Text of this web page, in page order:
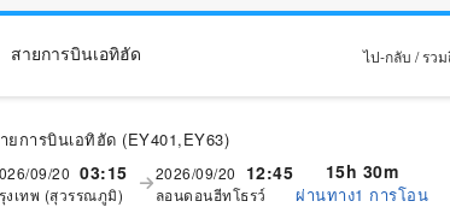
สายการบินเอทิฮัด ไป-กลับ / รว
ยการบินเอทิฮัด (EY401,EY63)
09/20 03:15
งเทพ (สุวรรณภูมิ)
2026/09/20 12:45
ลอนดอนฮีทโธรว์
15h 30m
ผ่านทาง1 การโอน